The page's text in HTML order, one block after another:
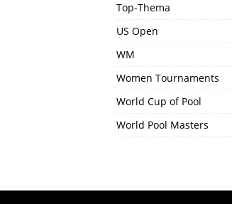
Top-Thema
US Open
WM
Women Tournaments
World Cup of Pool
World Pool Masters